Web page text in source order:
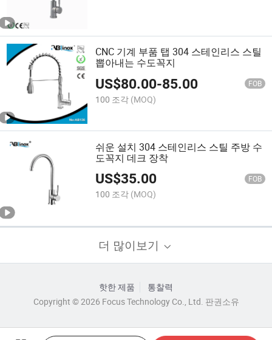
CNC 기계 부품 탭 304 스테인리스 스틸
뽑아내는 수도꼭지
US$80.00-85.00 FOB
100 조각 (MOQ)
쉬운 설치 304 스테인리스 스틸 주방 수
도꼭지 데크 장착
US$35.00 FOB
100 조각 (MOQ)
더 많이보기
핫한 제품
통찰력
Copyright © 2026 Focus Technology Co., Ltd. 판권소유